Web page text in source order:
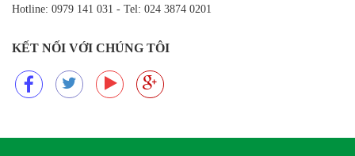
Hotline: 0979 141 031 - Tel: 024 3874 0201
KẾT NỐI VỚI CHÚNG TÔI